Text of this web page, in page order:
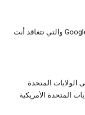
Google والتي تتعاقد أنت
الولايات المتحدة
المتحدة الأمريكية